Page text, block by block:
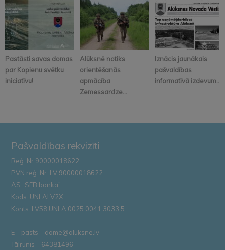
Pastāsti savas domas
par Kopienu svētku
iniciatīvu!
Alūksnē notiks
orientēšanās
apmācība
Zemessardze...
Iznācis jaunākais
pašvaldības
informatīvā izdevum...
Pašvaldības rekvizīti
Reģ. Nr.90000018622
PVN reģ. Nr. LV 90000018622
AS „SEB banka”
Kods: UNLALV2X
Konts: LV58 UNLA 0025 0041 3033 5
E – pasts – dome@aluksne.lv
Tālrunis – 64381496